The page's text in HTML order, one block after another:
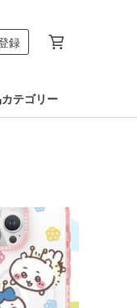
録
テゴリー